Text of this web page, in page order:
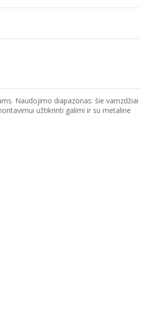
Naudojimo diapazonas: šie vamzdžiai
užtikrinti galimi ir su metaline